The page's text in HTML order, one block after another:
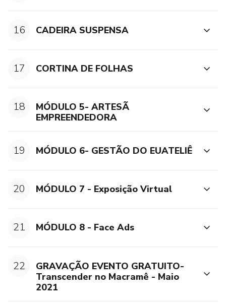
16 CADEIRA SUSPENSA
17 CORTINA DE FOLHAS
18
MÓDULO 5- ARTESÃ
EMPREENDEDORA
19 MÓDULO 6- GESTÃO DO EUATELIÊ
20 MÓDULO 7 - Exposição Virtual
21 MÓDULO 8 - Face Ads
22
GRAVAÇÃO EVENTO GRATUITO-
Transcender no Macramê - Maio
2021